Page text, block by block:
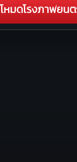
โหมดโรงภาพยนต